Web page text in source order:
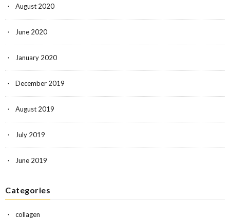
August 2020
June 2020
January 2020
December 2019
August 2019
July 2019
June 2019
Categories
collagen